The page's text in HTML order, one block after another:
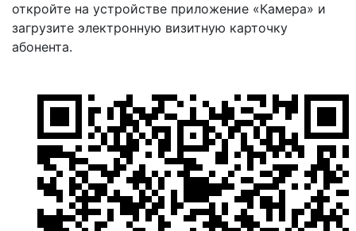
откройте на устройстве приложение «Камера» и
загрузите электронную визитную карточку
абонента.